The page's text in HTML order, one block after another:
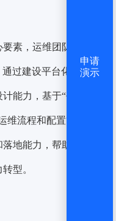
素，运维团队向SRE
过建设平台化运维新
能力，基于“平台底
维流程和配置管理模
地能力，帮助IT运维
型。
申请
演示